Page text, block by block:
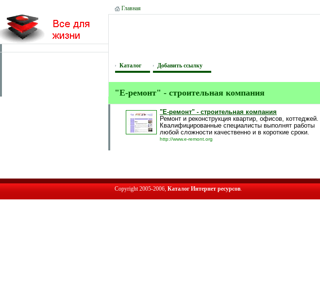
Главная
Каталог Добавить ссылку
"E-ремонт" - строительная компания
"E-ремонт" - строительная компания
Ремонт и реконструкция квартир, офисов, коттеджей.
Квалифицированные специалисты выполнят работы
любой сложности качественно и в короткие сроки.
http://www.e-remont.org
Copyright 2005-2006, Каталог Интернет ресурсов.